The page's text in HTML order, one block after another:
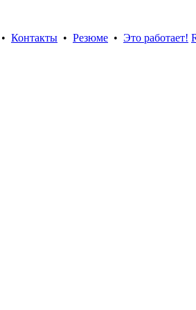
• Контакты • Резюме • Это работает!